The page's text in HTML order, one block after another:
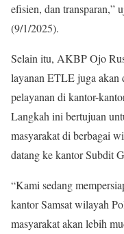
efisien, dan
(9/1/2025).
Selain itu, AKBP Ojo
layanan ETLE juga akan
pelayanan di kantor-
Langkah ini bertujuan
masyarakat di berbagai
datang ke kantor Subdit
“Kami sedang
kantor Samsat wilayah
masyarakat akan lebih